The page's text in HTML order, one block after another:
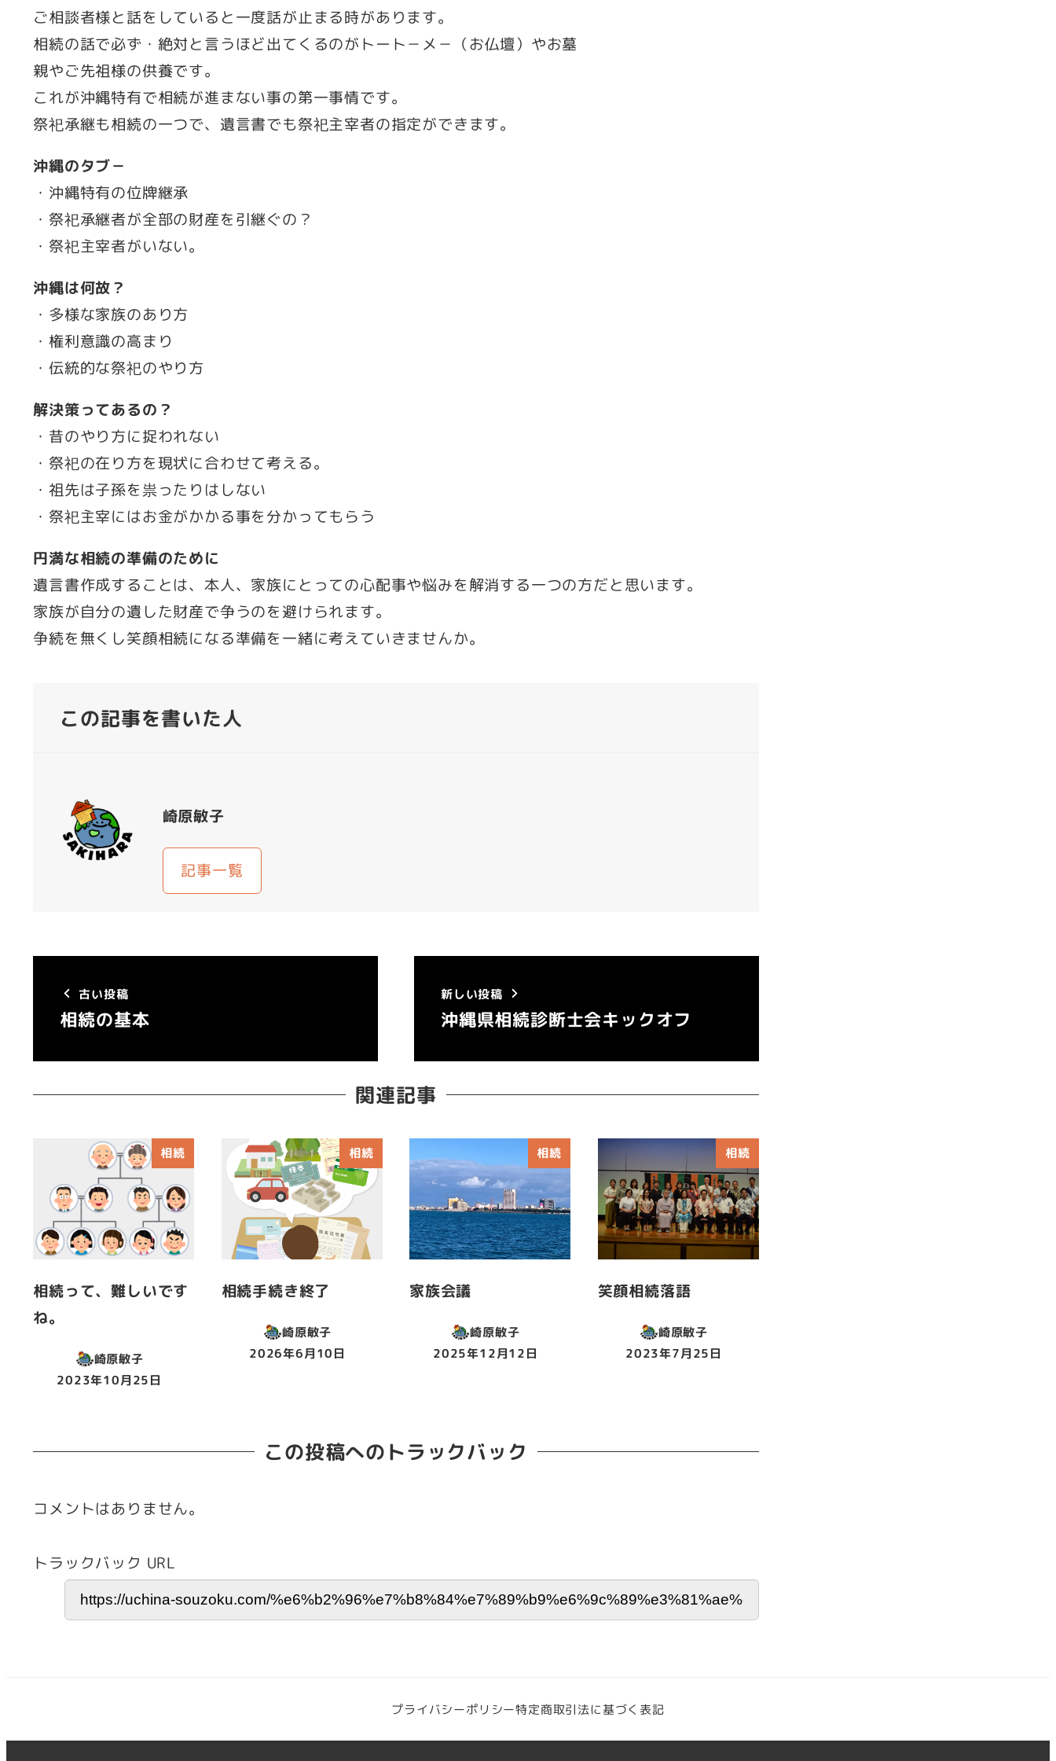
ご相談者様と話をしていると一度話が止まる時があります。
相続の話で必ず・絶対と言うほど出てくるのがトート－メ－（お仏壇）やお墓
親やご先祖様の供養です。
これが沖縄特有で相続が進まない事の第一事情です。
祭祀承継も相続の一つで、遺言書でも祭祀主宰者の指定ができます。
沖縄のタブ－
・沖縄特有の位牌継承
・祭祀承継者が全部の財産を引継ぐの？
・祭祀主宰者がいない。
沖縄は何故？
・多様な家族のあり方
・権利意識の高まり
・伝統的な祭祀のやり方
解決策ってあるの？
・昔のやり方に捉われない
・祭祀の在り方を現状に合わせて考える。
・祖先は子孫を祟ったりはしない
・祭祀主宰にはお金がかかる事を分かってもらう
円満な相続の準備のために
遺言書作成することは、本人、家族にとっての心配事や悩みを解消する一つの方だと思います。
家族が自分の遺した財産で争うのを避けられます。
争続を無くし笑顔相続になる準備を一緒に考えていきませんか。
この記事を書いた人
崎原敏子
記事一覧
古い投稿
相続の基本
新しい投稿
沖縄県相続診断士会キックオフ
関連記事
相続
相続って、難しいです
ね。
崎原敏子
投稿日
2023年10月25日
相続
相続手続き終了
崎原敏子
投稿日
2026年6月10日
相続
家族会議
崎原敏子
投稿日
2025年12月12日
相続
笑顔相続落語
崎原敏子
投稿日
2023年7月25日
この投稿へのトラックバック
コメントはありません。
トラックバック URL
プライバシーポリシー特定商取引法に基づく表記